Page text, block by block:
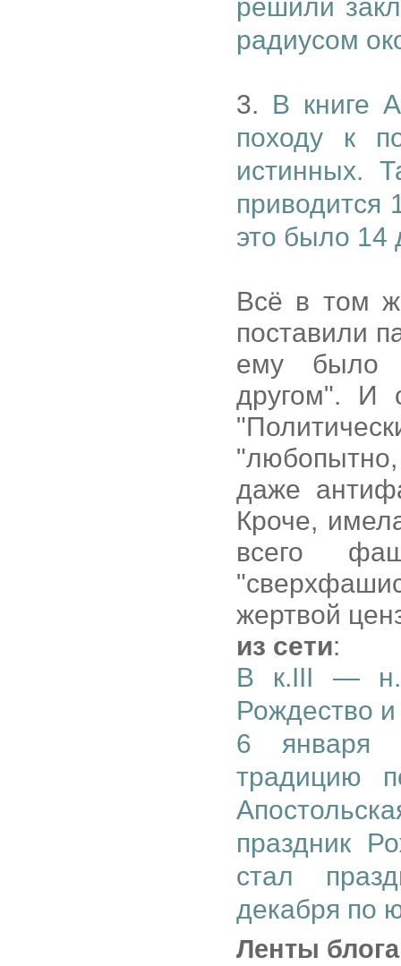
решили
радиусом
3. В книге
походу к
истинных.
приводится
это было 14
Всё в том
поставили
ему было
другом". И
даже
Кроче,
всего
жертвой
из сети:
В к.III —
Рождество
6 января
традицию
праздник
стал
декабря по
Ленты